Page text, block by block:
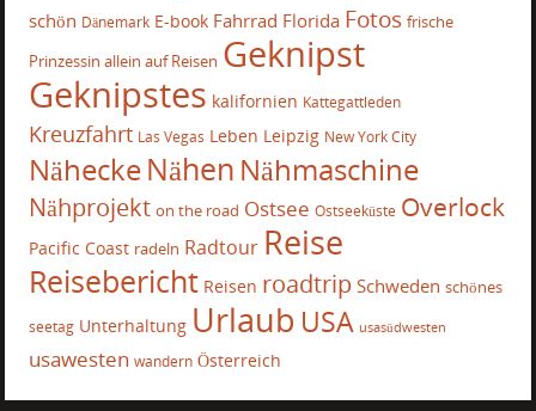
schön Dänemark E-book Fahrrad Florida Fotos frische
Prinzessin allein auf Reisen Geknipst
Geknipstes kalifornien Kattegattleden
Kreuzfahrt Las Vegas Leben Leipzig New York City
NäheckeNähen Nähmaschine
Nähprojekt on the road Ostsee Ostseeküste Overlock
Pacific Coast radeln Radtour Reise
Reisebericht Reisen roadtrip Schweden schönes
seetag Unterhaltung Urlaub USA usasüdwesten
usawesten wandern Österreich